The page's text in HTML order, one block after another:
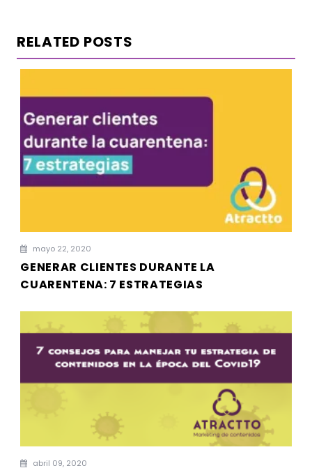
RELATED POSTS
mayo 22, 2020
GENERAR CLIENTES DURANTE LA
CUARENTENA: 7 ESTRATEGIAS
abril 09, 2020